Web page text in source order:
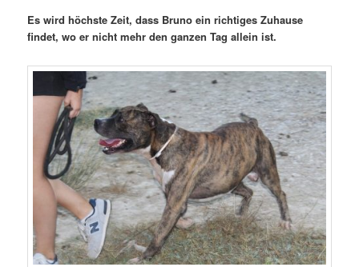
Es wird höchste Zeit, dass Bruno ein richtiges Zuhause
findet, wo er nicht mehr den ganzen Tag allein ist.